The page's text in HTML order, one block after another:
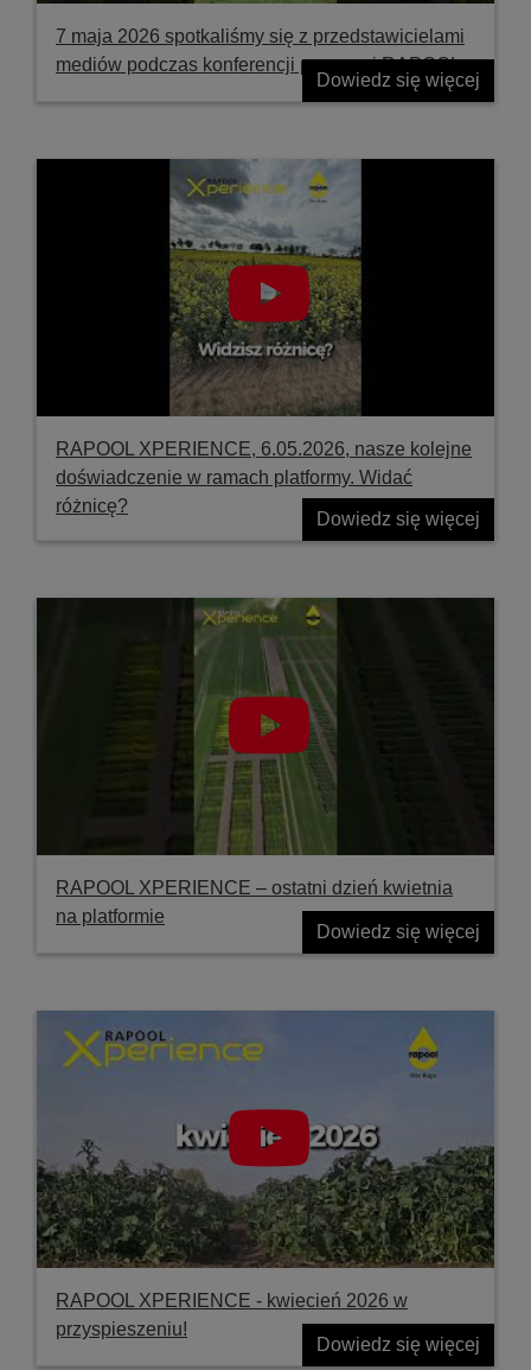
7 maja 2026 spotkaliśmy się z przedstawicielami
mediów podczas konferencji prasowej RAPOOL
Dowiedz się więcej
RAPOOL XPERIENCE, 6.05.2026, nasze kolejne
doświadczenie w ramach platformy. Widać
różnicę?
Dowiedz się więcej
RAPOOL XPERIENCE – ostatni dzień kwietnia
na platformie
Dowiedz się więcej
RAPOOL XPERIENCE - kwiecień 2026 w
przyspieszeniu!
Dowiedz się więcej